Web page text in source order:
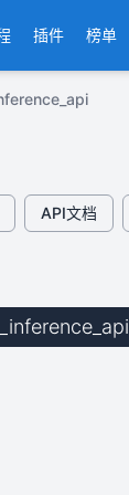
插件 榜单
API文档